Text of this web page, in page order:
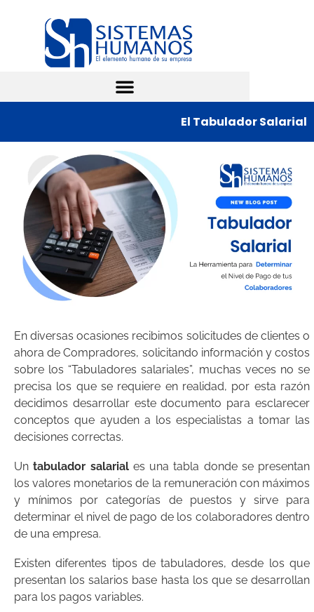
El Tabulador Salarial
En diversas ocasiones recibimos solicitudes de clientes o
ahora de Compradores, solicitando información y costos
sobre los “Tabuladores salariales”, muchas veces no se
precisa los que se requiere en realidad, por esta razón
decidimos desarrollar este documento para esclarecer
conceptos que ayuden a los especialistas a tomar las
decisiones correctas.
Untabulador salariales una tabla donde se presentan
los valores monetarios de la remuneración con máximos
y mínimos por categorías de puestos y sirve para
determinar el nivel de pago de los colaboradores dentro
de una empresa.
Existen diferentes tipos de tabuladores, desde los que
presentan los salarios base hasta los que se desarrollan
para los pagos variables.